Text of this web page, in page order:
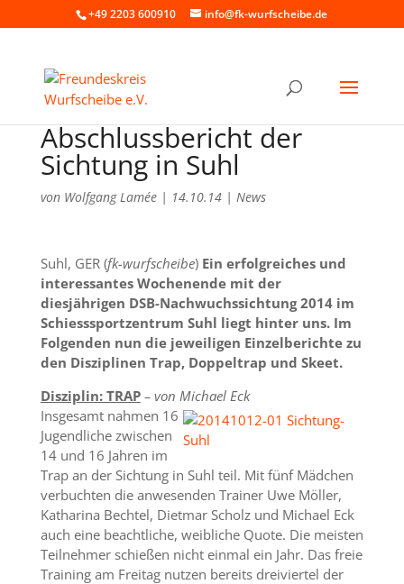
+49 2203 600910 info@fk-wurfscheibe.de
Abschlussbericht der
Sichtung in Suhl
von Wolfgang Lamée| 14.10.14| News
Suhl, GER (fk-wurfscheibe) Ein erfolgreiches und
interessantes Wochenende mit der
diesjährigen DSB-Nachwuchssichtung 2014 im
Schiesssportzentrum Suhl liegt hinter uns. Im
Folgenden nun die jeweiligen Einzelberichte zu
den Disziplinen Trap, Doppeltrap und Skeet.
Disziplin: TRAP – von Michael Eck
Insgesamt nahmen 16
Jugendliche zwischen
14 und 16 Jahren im
Trap an der Sichtung in Suhl teil. Mit fünf Mädchen
verbuchten die anwesenden Trainer Uwe Möller,
Katharina Bechtel, Dietmar Scholz und Michael Eck
auch eine beachtliche, weibliche Quote. Die meisten
Teilnehmer schießen nicht einmal ein Jahr. Das freie
Training am Freitag nutzen bereits dreiviertel der